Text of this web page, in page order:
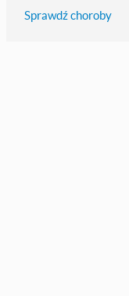
Sprawdź choroby